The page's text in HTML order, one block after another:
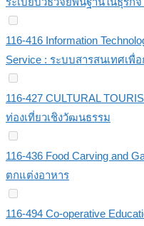
116-416 Information
Service : ระบบสารสนเทศเพื่
116-427 CULTURAL
ท่องเที่ยวเชิงวัฒนธรรม
116-436 Food Carving and
ตกแต่งอาหาร
116-494 Co-operative